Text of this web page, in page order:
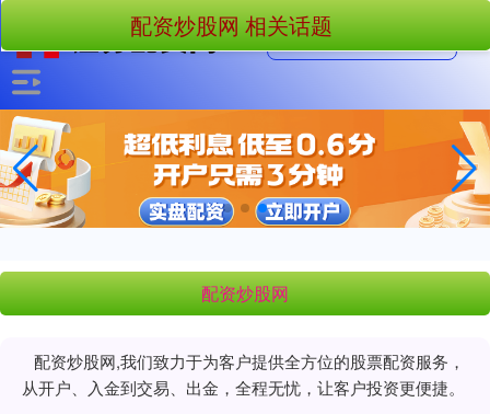
配资炒股网
配资炒股网,我们致力于为客户提供全方位的股票配资服务，
从开户、入金到交易、出金，全程无忧，让客户投资更便捷。
配资炒股网 相关话题